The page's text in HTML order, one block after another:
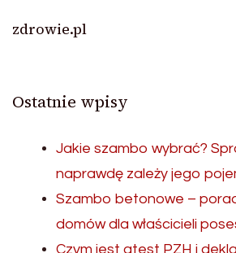
zdrowie.pl
Ostatnie wpisy
Jakie szambo wybrać?
naprawdę zależy jego
Szambo betonowe –
domów dla właścicieli
Czym jest atest PZH i